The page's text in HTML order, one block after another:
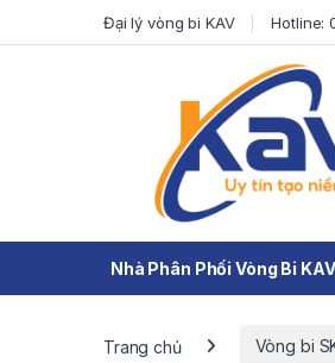
Skip to navigation
Skip to contentĐại lý vòng bi KAV Hotline:
Nhà Phân Phối Vòng Bi KAV
Trang chủ Vòng bi